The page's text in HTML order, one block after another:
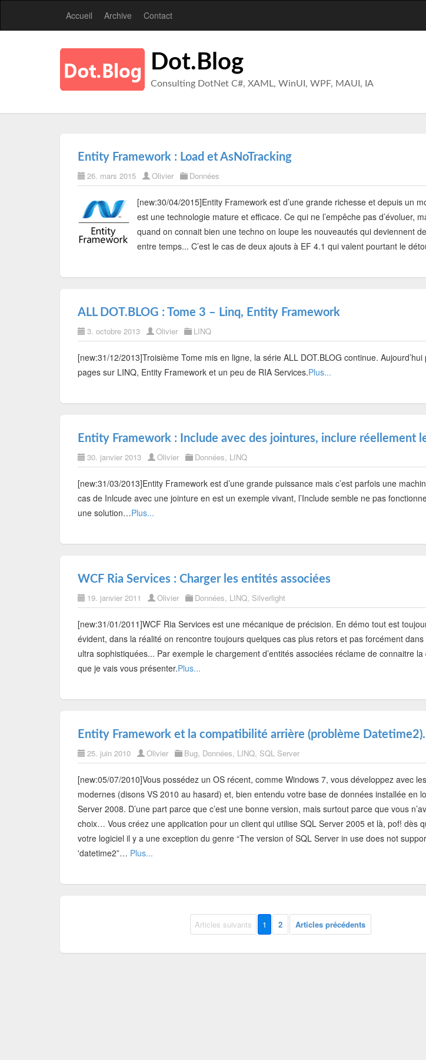
Accueil Archive Contact
Dot.Blog
Consulting DotNet C#, XAML, WinUI, WPF, MAUI, IA
Entity Framework : Load et AsNoTracking
26. mars 2015 Olivier Données
[new:30/04/2015]Entity Framework est d’une grande richesse et depuis un
est une technologie mature et efficace. Ce qui ne l’empêche pas d’évoluer,
quand on connait bien une techno on loupe les nouveautés qui deviennent
entre temps... C’est le cas de deux ajouts à EF 4.1 qui valent pourtant le
ALL DOT.BLOG : Tome 3 – Linq, Entity Framework
3. octobre 2013 Olivier LINQ
[new:31/12/2013]Troisième Tome mis en ligne, la série ALL DOT.BLOG continue. Aujourd’hui
pages sur LINQ, Entity Framework et un peu de RIA Services.Plus...
Entity Framework : Include avec des jointures, inclure réellement
30. janvier 2013 Olivier Données, LINQ
[new:31/03/2013]Entity Framework est d’une grande puissance mais c’est parfois une
cas de Inlcude avec une jointure en est un exemple vivant, l’Include semble ne pas
une solution…Plus...
WCF Ria Services : Charger les entités associées
19. janvier 2011 Olivier Données, LINQ, Silverlight
[new:31/01/2011]WCF Ria Services est une mécanique de précision. En démo tout est
évident, dans la réalité on rencontre toujours quelques cas plus retors et pas forcément
ultra sophistiquées... Par exemple le chargement d’entités associées réclame de connaitre
que je vais vous présenter.Plus...
Entity Framework et la compatibilité arrière (problème Datetime2).
25. juin 2010 Olivier Bug, Données, LINQ, SQL Server
[new:05/07/2010]Vous possédez un OS récent, comme Windows 7, vous développez avec
modernes (disons VS 2010 au hasard) et, bien entendu votre base de données installée en
Server 2008. D’une part parce que c’est une bonne version, mais surtout parce que vous
choix… Vous créez une application pour un client qui utilise SQL Server 2005 et là, pof! dès
votre logiciel il y a une exception du genre “The version of SQL Server in use does not
'datetime2”… Plus...
Articles suivants 1 2 Articles précédents